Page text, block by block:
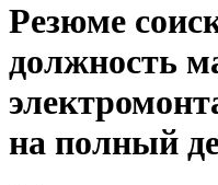
Резюме
должность
на полный